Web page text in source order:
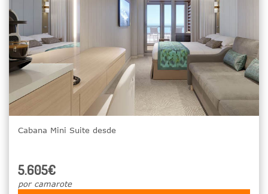
Cabana Mini Suite desde
5.605€
por camarote